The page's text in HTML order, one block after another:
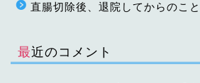
直腸切除後、退院してからのこと
最近のコメント